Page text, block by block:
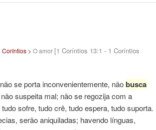
Coríntios > O amor [1 Coríntios 13:1 - 1 Coríntios
se porta inconvenientemente, nãobusca
suspeita mal; não se regozija com a
sofre, tudo crê, tudo espera, tudo suporta.
serão aniquiladas; havendo línguas,